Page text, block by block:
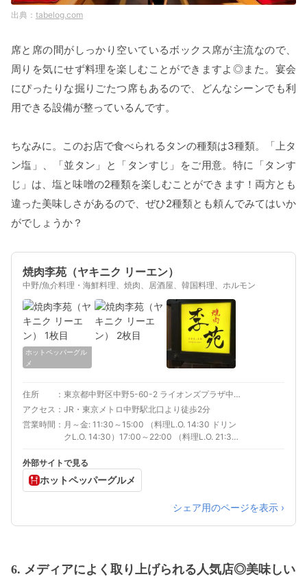
tabelog.com
席と席の間がしっかり空いているボックス席が主流なので、
周りを気にせず料理を楽しむことができますよ◎また。宴会
にぴったりな掘りごたつ席もあるので、どんなシーンでも利
用できる設備が整っているんです。
ちなみに。このお店で食べられるタンの種類は3種類。「上タ
ン塩」、「並タン」と「タンすじ」をご用意。特に「タンす
じ」は、塩と味噌の2種類を楽しむことができます！両方とも
違った美味しさがあるので、ぜひ2種類とも頼んでみてはいか
がでしょうか？
焼肉李苑（ヤキニク リーエン）
中野/魚介料理・海鮮料理、焼肉、居酒屋、韓国料理、ホルモン
ホットペッパーグル
メ
住所
東京都中野区中野5-60-2 ライオンズプラザ中野 １Ｆ
アクセス
JR・東京メトロ中野駅北口より徒歩2分
営業時間
月～金: 11:30～15:00 （料理L.O. 14:30 ドリン
クL.O. 14:30）17:00～22:00 （料理L.O. 21:30
11:30～22:00 （料理L.O. 21:30 ドリンクL.O.
外部サイトで見る
ホットペッパーグルメ
シェア用のページを表示 ›
6. メディアによく取り上げられる人気店◎美味しい